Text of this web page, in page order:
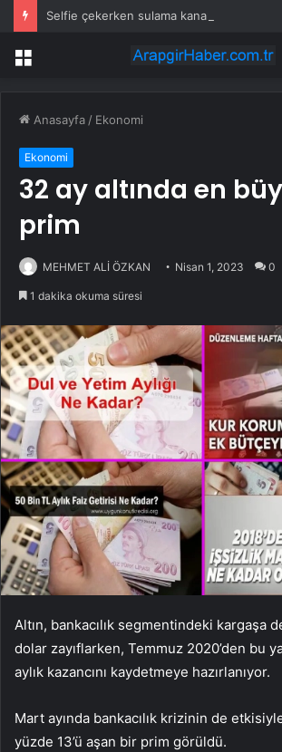
Selfie çekerken sulama kanalına düştü
Menü
Anasayfa / Ekonomi
Ekonomi
32 ay altında en
prim
MEHMET ALİ ÖZKAN Nisan 1, 2023 0
1 dakika okuma süresi
Altın, bankacılık segmentindeki kargaşa
dolar zayıflarken, Temmuz 2020’den bu
aylık kazancını kaydetmeye hazırlanıyor.
Mart ayında bankacılık krizinin de
yüzde 13’ü aşan bir prim görüldü.